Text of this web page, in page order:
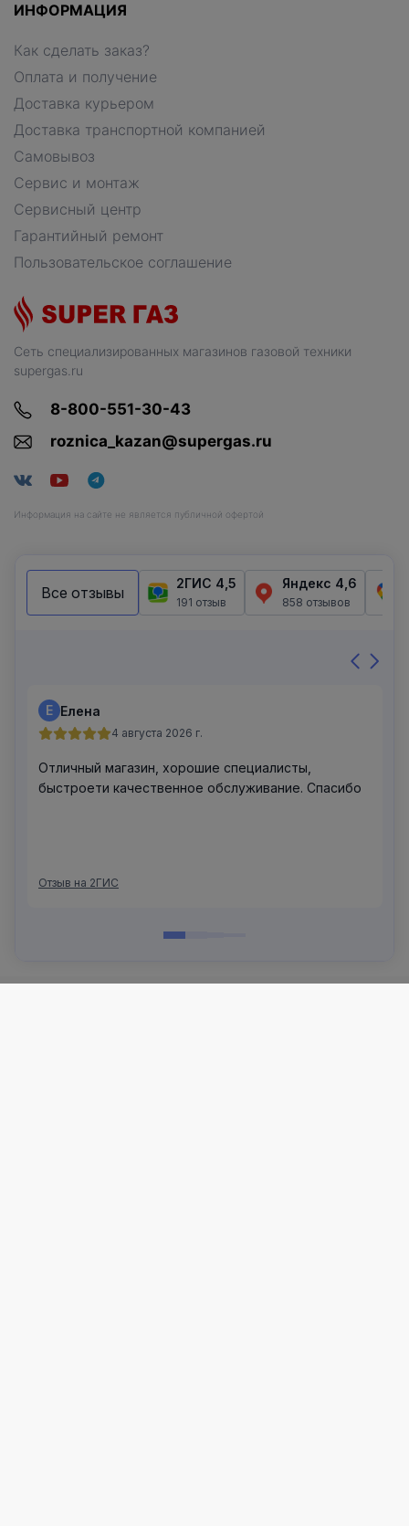
Сеть специализированных магазинов газовой техники
supergas.ru
8-800-551-30-43
roznica_kazan@supergas.ru
Информация на сайте не является публичной офертой
ИНФОРМАЦИЯ
Как сделать заказ?
Оплата и получение
Доставка курьером
Доставка транспортной компанией
Самовывоз
Сервис и монтаж
Сервисный центр
Гарантийный ремонт
Пользовательское соглашение